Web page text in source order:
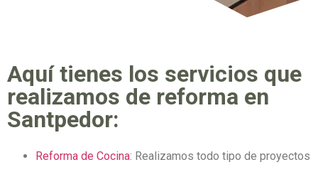
Aquí tienes los servicios que
realizamos de reforma en
Santpedor:
Reforma de Cocina: Realizamos todo tipo de proyectos